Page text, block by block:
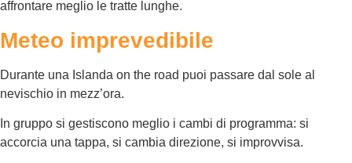
affrontare meglio le tratte lunghe.
Meteo imprevedibile
Durante una Islanda on the road puoi passare dal sole al
nevischio in mezz’ora.
In gruppo si gestiscono meglio i cambi di programma: si
accorcia una tappa, si cambia direzione, si improvvisa.